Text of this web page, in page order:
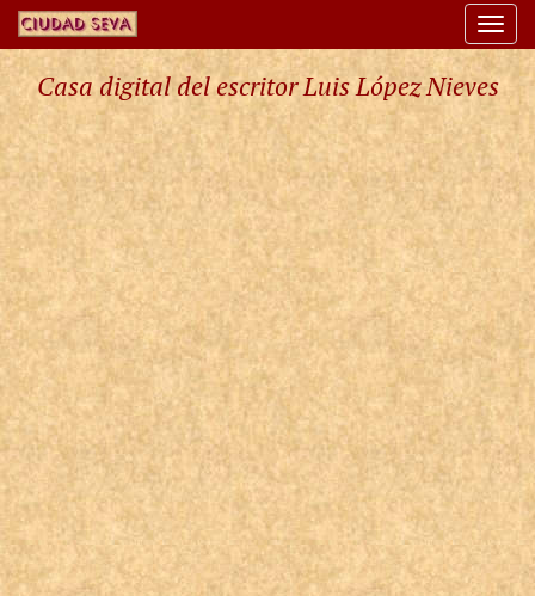
Casa digital del escritor Luis López Nieves